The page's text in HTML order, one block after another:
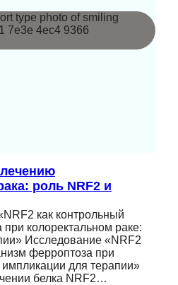
роль NRF2 и
как контрольный
колоректальном раке:
Исследование «NRF2
ферроптоза при
для терапии»
белка NRF2…